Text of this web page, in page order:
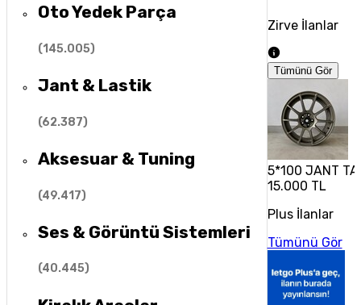
Oto Yedek Parça
(145.005)
Jant & Lastik
(62.387)
Aksesuar & Tuning
(49.417)
Ses & Görüntü Sistemleri
(40.445)
Zirve İlanlar
Tümünü Gör
5*100 JANT
15.000 TL
Plus İlanlar
Tümünü Gör